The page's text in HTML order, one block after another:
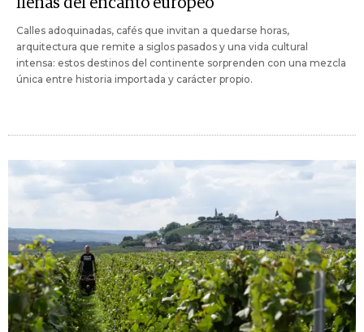
Calles adoquinadas, cafés que invitan a quedarse horas,
arquitectura que remite a siglos pasados y una vida cultural
intensa: estos destinos del continente sorprenden con una mezcla
única entre historia importada y carácter propio.